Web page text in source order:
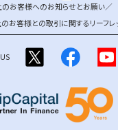
お客様へのお知らせとお願い／
お客様との取引に関するリーフレ